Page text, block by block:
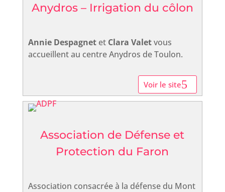
Anydros – Irrigation du côlon
Annie Despagnetet Clara Valetvous
accueillent au centre Anydros de Toulon.
Voir le site
Association de Défense et
Protection du Faron
Association consacrée à la défense du Mont